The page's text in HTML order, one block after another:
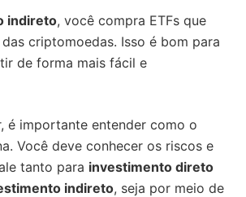
indireto, você compra ETFs que
criptomoedas. Isso é bom para
de forma mais fácil e
é importante entender como o
Você deve conhecer os riscos e
tanto para investimento direto
indireto, seja por meio de